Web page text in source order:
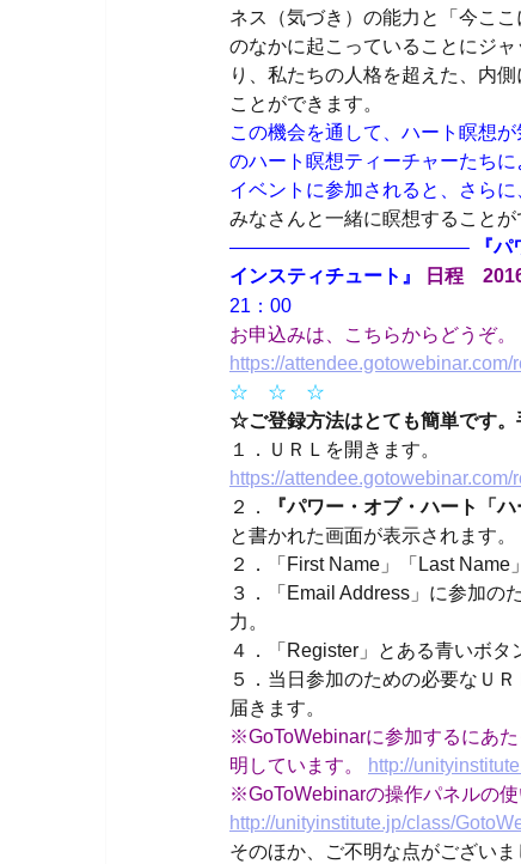
ネス（気づき）の能力と「今こ
のなかに起こっていることにジ
り、私たちの人格を超えた、内
ことができます。
この機会を通して、ハート瞑想
のハート瞑想ティーチャーたち
イベントに参加されると、さら
みなさんと一緒に瞑想すること
————————————–
『
インスティチュート』
日程
21：00
お申込みは、こちらからどうぞ。
https://
☆ ☆ ☆
☆ご登録方法はとても簡単です。
１．ＵＲＬを開きます。
https://
２．
『パワー・オブ・ハート「
と書かれた画面が表示されます。
２．「First Name」「Last Name
３．「Email Address」に参加の
力。
４．「Register」とある青いボタ
５．当日参加のための必要なＵ
届きます。
※GoToWebinarに参加するにあ
明しています。 http://
※GoToWebinarの操作パネルの使
http://unityinstitute.jp/class/
そのほか、ご不明な点がござい